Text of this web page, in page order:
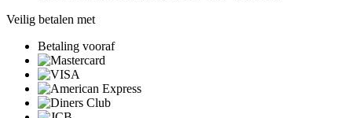
Veilig betalen met
Betaling vooraf